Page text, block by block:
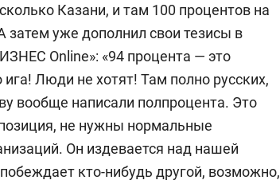
Казани, и там 100 процентов на
затем уже дополнил свои тезисы в
Online»: «94 процента — это
Люди не хотят! Там полно русских,
вообще написали полпроцента. Это
не нужны нормальные
Он издевается над нашей
кто-нибудь другой, возможно,